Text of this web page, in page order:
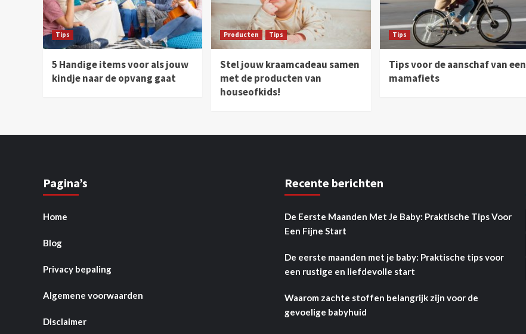
Tips
5 Handige items voor als jouw
kindje naar de opvang gaat
Producten Tips
Stel jouw kraamcadeau samen
met de producten van
houseofkids!
Tips
Tips voor de aanschaf van een
mamafiets
Pagina’s
Home
Blog
Privacy bepaling
Algemene voorwaarden
Disclaimer
Recente berichten
De Eerste Maanden Met Je Baby: Praktische Tips Voor
Een Fijne Start
De eerste maanden met je baby: Praktische tips voor
een rustige en liefdevolle start
Waarom zachte stoffen belangrijk zijn voor de
gevoelige babyhuid